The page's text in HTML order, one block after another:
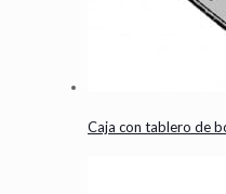
Caja con tablero de